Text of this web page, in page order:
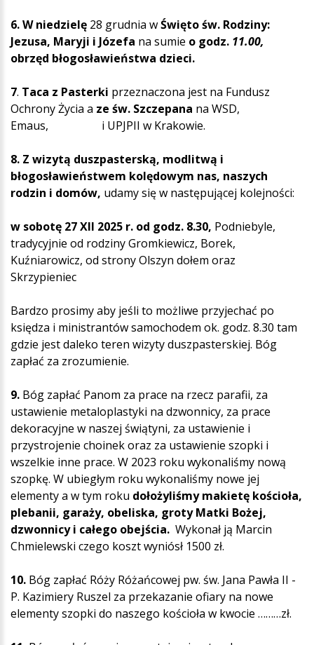
6. W niedzielę 28 grudnia wŚwięto św. Rodziny:
Jezusa, Maryji i Józefa na sumie o godz. 11.00,
obrzęd błogosławieństwa dzieci.
7. Taca z Pasterki przeznaczona jest na Fundusz
Ochrony Życia a ze św. Szczepana na WSD,
Emaus, i UPJPII w Krakowie.
8. Z wizytą duszpasterską, modlitwą i
błogosławieństwem kolędowym nas, naszych
rodzin i domów, udamy się w następującej kolejności:
w sobotę 27 XII 2025 r. od godz. 8.30, Podniebyle,
tradycyjnie od rodziny Gromkiewicz, Borek,
Kuźniarowicz, od strony Olszyn dołem oraz
Skrzypieniec
Bardzo prosimy aby jeśli to możliwe przyjechać po
księdza i ministrantów samochodem ok. godz. 8.30 tam
gdzie jest daleko teren wizyty duszpasterskiej. Bóg
zapłać za zrozumienie.
9. Bóg zapłać Panom za prace na rzecz parafii, za
ustawienie metaloplastyki na dzwonnicy, za prace
dekoracyjne w naszej świątyni, za ustawienie i
przystrojenie choinek oraz za ustawienie szopki i
wszelkie inne prace. W 2023 roku wykonaliśmy nową
szopkę. W ubiegłym roku wykonaliśmy nowe jej
elementy a w tym roku dołożyliśmy makietę kościoła,
plebanii, garaży, obeliska, groty Matki Bożej,
dzwonnicy i całego obejścia. Wykonał ją Marcin
Chmielewski czego koszt wyniósł 1500 zł.
10. Bóg zapłać Róży Różańcowej pw. św. Jana Pawła II -
P. Kazimiery Ruszel za przekazanie ofiary na nowe
elementy szopki do naszego kościoła w kwocie ………zł.